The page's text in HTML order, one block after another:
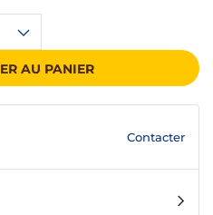
AU PANIER
Contacter